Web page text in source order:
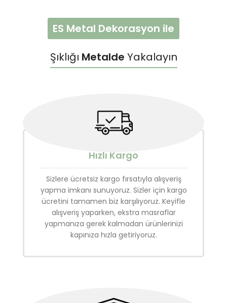
ES Metal Dekorasyon ile
Şıklığı Metalde Yakalayın
Hızlı Kargo
Sizlere ücretsiz kargo fırsatıyla alışveriş
yapma imkanı sunuyoruz. Sizler için kargo
ücretini tamamen biz karşılıyoruz. Keyifle
alışveriş yaparken, ekstra masraflar
yapmanıza gerek kalmadan ürünlerinizi
kapınıza hızla getiriyoruz.